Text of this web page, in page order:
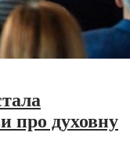
про духовну